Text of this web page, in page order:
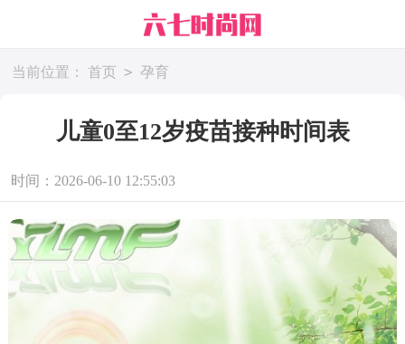
当前位置： 首页 > 孕育
儿童0至12岁疫苗接种时间表
时间：2026-06-10 12:55:03